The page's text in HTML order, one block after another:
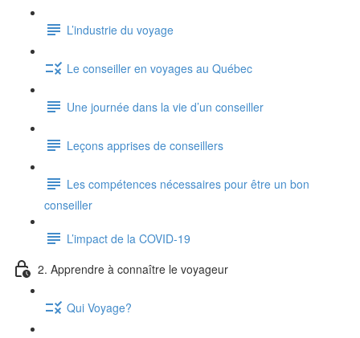
L’industrie du voyage
Le conseiller en voyages au Québec
Une journée dans la vie d’un conseiller
Leçons apprises de conseillers
Les compétences nécessaires pour être un bon
conseiller
L’impact de la COVID-19
2. Apprendre à connaître le voyageur
Qui Voyage?